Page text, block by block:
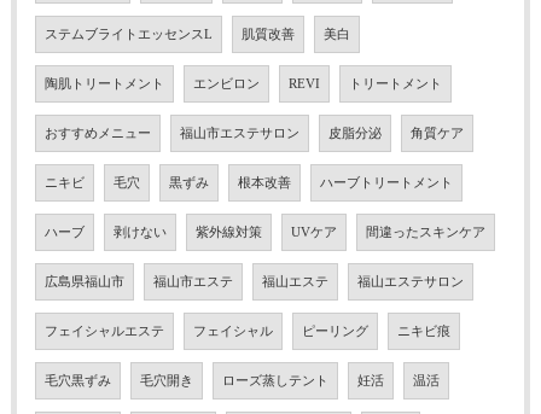
ステムブライトエッセンスL 肌質改善 美白
陶肌トリートメント エンビロン REVI トリートメント
おすすめメニュー 福山市エステサロン 皮脂分泌 角質ケア
ニキビ 毛穴 黒ずみ 根本改善 ハーブトリートメント
ハーブ 剥けない 紫外線対策 UVケア 間違ったスキンケア
広島県福山市 福山市エステ 福山エステ 福山エステサロン
フェイシャルエステ フェイシャル ピーリング ニキビ痕
毛穴黒ずみ 毛穴開き ローズ蒸しテント 妊活 温活